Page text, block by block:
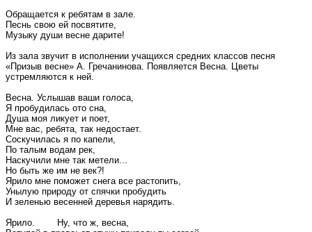
Обращается к ребятам в зале.
Песнь свою ей посвятите,
Музыку души весне дарите!
Из зала звучит в исполнении учащихся средних классов песня
«Призыв весне» А. Гречанинова. Появляется Весна. Цветы
устремляются к ней.
Весна. Услышав ваши голоса,
Я пробудилась ото сна,
Душа моя ликует и поет,
Мне вас, ребята, так недостает.
Соскучилась я по капели,
По талым водам рек,
Наскучили мне так метели...
Но быть же им не век?!
Ярило мне поможет снега все растопить,
Унылую природу от спячки пробудить
И зеленью весенней деревья нарядить.
Ярило. Ну, что ж, весна,